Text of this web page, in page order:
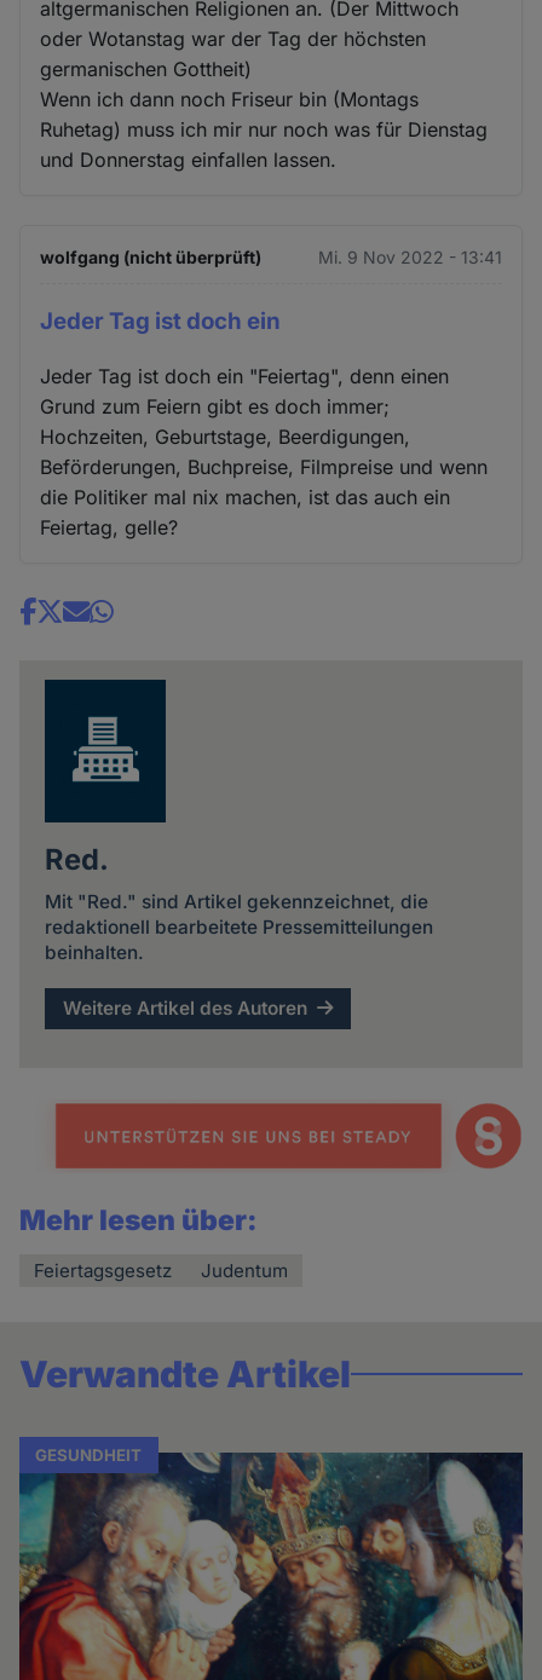
altgermanischen Religionen an. (Der Mittwoch
oder Wotanstag war der Tag der höchsten
germanischen Gottheit)
Wenn ich dann noch Friseur bin (Montags
Ruhetag) muss ich mir nur noch was für Dienstag
und Donnerstag einfallen lassen.
wolfgang (nicht überprüft) Mi. 9 Nov 2022 - 13:41
Jeder Tag ist doch ein
Jeder Tag ist doch ein "Feiertag", denn einen
Grund zum Feiern gibt es doch immer;
Hochzeiten, Geburtstage, Beerdigungen,
Beförderungen, Buchpreise, Filmpreise und wenn
die Politiker mal nix machen, ist das auch ein
Feiertag, gelle?
Share
Red.
Mit "Red." sind Artikel gekennzeichnet, die
redaktionell bearbeitete Pressemitteilungen
beinhalten.
Weitere Artikel des Autoren
Mehr lesen über:
Feiertagsgesetz Judentum
Verwandte Artikel
GESUNDHEIT